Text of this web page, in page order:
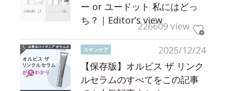
ー or ユードット 私にはどっ
ち？｜Editor’s view226609 view
2025/12/24
スキンケア
【保存版】オルビス ザ リンク
ルセラムのすべてをこの記事